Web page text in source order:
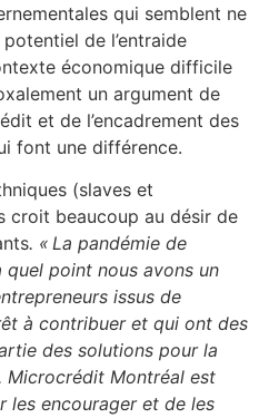
qui semblent ne
de l’entraide
économique difficile
un argument de
et de l’encadrement des
font une différence.
(slaves et
croit beaucoup au désir de
. « La pandémie de
quel point nous avons un
issus de
à contribuer et qui ont des
des solutions pour la
Microcrédit Montréal est
les encourager et de les